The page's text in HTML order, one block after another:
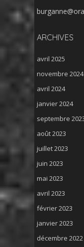
ARCHIVES
avril 2025
novembre 2024
avril 2024
janvier 2024
septembre
août 2023
juillet 2023
juin 2023
mai 2023
avril 2023
février 2023
janvier 2023
décembre 2022